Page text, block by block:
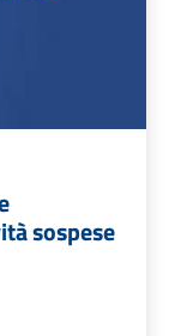
sospese